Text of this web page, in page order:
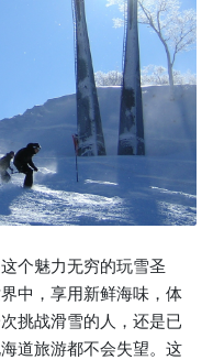
个魅力无穷的玩雪圣
中，享用新鲜海味，体
挑战滑雪的人，还是已
道旅游都不会失望。这